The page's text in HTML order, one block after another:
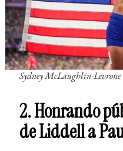
Sydney McLaughlin-Levrone
2. Honrando
de Liddell a